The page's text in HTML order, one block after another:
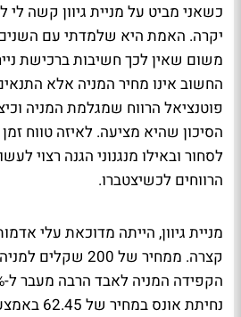
כשאני מביט על מניית גיוון קשה לי
יקרה. האמת היא שלמדתי עם
משום שאין לכך חשיבות ברכישת
החשוב אינו מחיר המניה אלא
פוטנציאל הרווח שמגלמת המניה
הסיכון שהיא מציעה. לאיזה טווח
לסחור ובאילו מנגנוני הגנה רצוי
הרווחים לכשיצטברו.
מניית גיוון, הייתה מדוכאת עלי